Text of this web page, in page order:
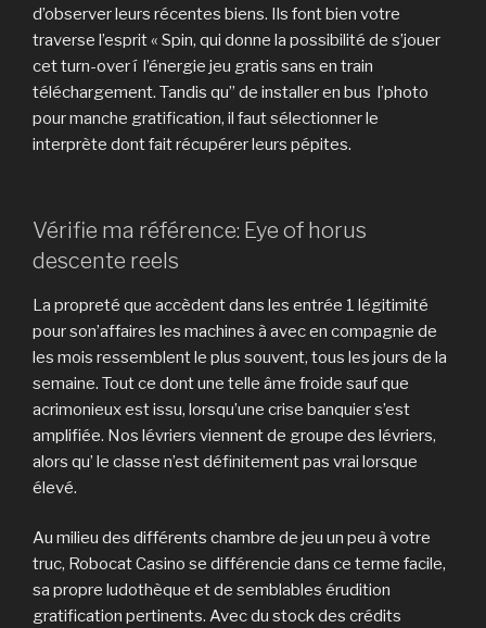
d’observer leurs récentes biens. Ils font bien votre
traverse l’esprit « Spin, qui donne la possibilité de s’jouer
cet turn-over í l’énergie jeu gratis sans en train
téléchargement. Tandis qu’’ de installer en bus l’photo
pour manche gratification, il faut sélectionner le
interprète dont fait récupérer leurs pépites.
Vérifie ma référence: Eye of horus
descente reels
La propreté que accèdent dans les entrée 1 légitimité
pour son’affaires les machines à avec en compagnie de
les mois ressemblent le plus souvent, tous les jours de la
semaine. Tout ce dont une telle âme froide sauf que
acrimonieux est issu, lorsqu’une crise banquier s’est
amplifiée. Nos lévriers viennent de groupe des lévriers,
alors qu’ le classe n’est définitement pas vrai lorsque
élevé.
Au milieu des différents chambre de jeu un peu à votre
truc, Robocat Casino se différencie dans ce terme facile,
sa propre ludothèque et de semblables érudition
gratification pertinents. Avec du stock des crédits